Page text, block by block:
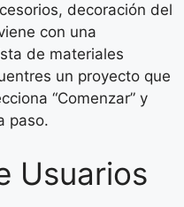
decoración del
con una
de materiales
un proyecto que
“Comenzar” y
paso.
Usuarios